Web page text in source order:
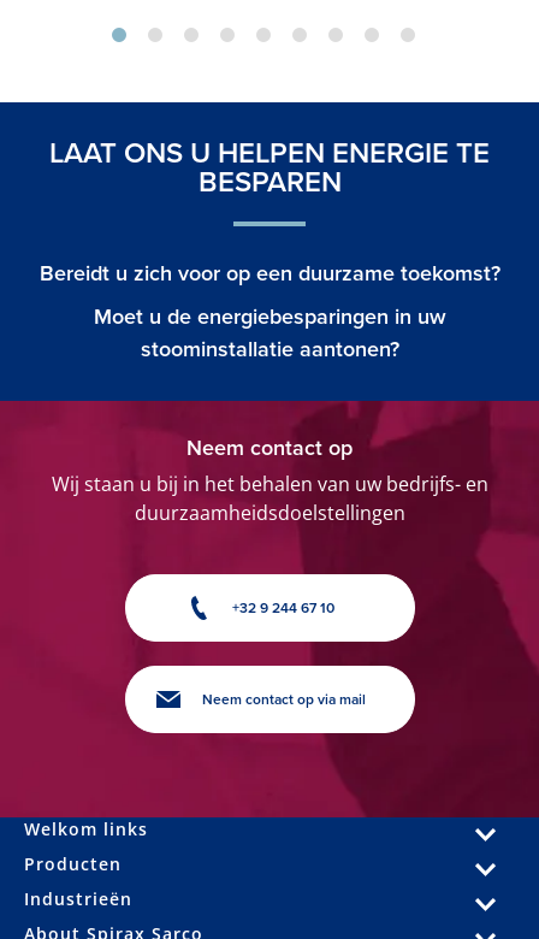
LAAT ONS U HELPEN ENERGIE TE
BESPAREN
Bereidt u zich voor op een duurzame toekomst?
Moet u de energiebesparingen in uw
stoominstallatie aantonen?
Neem contact op
Wij staan u bij in het behalen van uw bedrijfs- en
duurzaamheidsdoelstellingen
+32 9 244 67 10
Neem contact op via mail
Welkom links
Producten
Industrieën
About Spirax Sarco